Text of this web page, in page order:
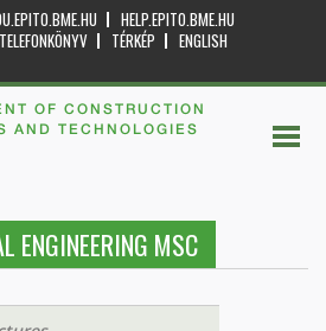
HELP.EPITO.BME.HU
TELEFONKÖNYV TÉRKÉP
ENGLISH
OF CONSTRUCTION
AND TECHNOLOGIES
ENGINEERING MSC